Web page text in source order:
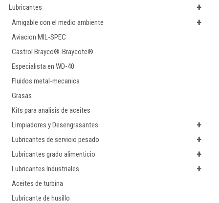
+
Lubricantes
+
Amigable con el medio ambiente
Aviacion MIL-SPEC
Castrol Brayco®-Braycote®
Especialista en WD-40
Fluidos metal-mecanica
Grasas
Kits para analisis de aceites
+
Limpiadores y Desengrasantes
+
Lubricantes de servicio pesado
+
Lubricantes grado alimenticio
+
Lubricantes Industriales
Aceites de turbina
Lubricante de husillo